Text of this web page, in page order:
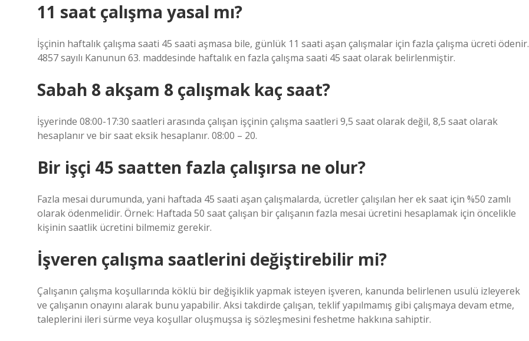
11 saat çalışma yasal mı?
İşçinin haftalık çalışma saati 45 saati aşmasa bile, günlük 11 saati aşan çalışmalar için fazla çalışma ücreti ödenir.
4857 sayılı Kanunun 63. maddesinde haftalık en fazla çalışma saati 45 saat olarak belirlenmiştir.
Sabah 8 akşam 8 çalışmak kaç saat?
İşyerinde 08:00-17:30 saatleri arasında çalışan işçinin çalışma saatleri 9,5 saat olarak değil, 8,5 saat olarak
hesaplanır ve bir saat eksik hesaplanır. 08:00 – 20.
Bir işçi 45 saatten fazla çalışırsa ne olur?
Fazla mesai durumunda, yani haftada 45 saati aşan çalışmalarda, ücretler çalışılan her ek saat için %50 zamlı
olarak ödenmelidir. Örnek: Haftada 50 saat çalışan bir çalışanın fazla mesai ücretini hesaplamak için öncelikle
kişinin saatlik ücretini bilmemiz gerekir.
İşveren çalışma saatlerini değiştirebilir mi?
Çalışanın çalışma koşullarında köklü bir değişiklik yapmak isteyen işveren, kanunda belirlenen usulü izleyerek
ve çalışanın onayını alarak bunu yapabilir. Aksi takdirde çalışan, teklif yapılmamış gibi çalışmaya devam etme,
taleplerini ileri sürme veya koşullar oluşmuşsa iş sözleşmesini feshetme hakkına sahiptir.